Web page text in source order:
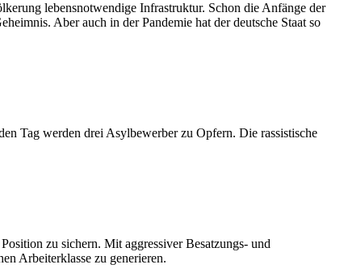
lebensnotwendige Infrastruktur. Schon die Anfänge der
Aber auch in der Pandemie hat der deutsche Staat so
Tag werden drei Asylbewerber zu Opfern. Die rassistische
zu sichern. Mit aggressiver Besatzungs- und
Arbeiterklasse zu generieren.